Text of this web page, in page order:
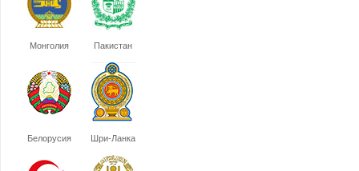
Монголия Пакистан
Белорусия Шри-Ланка